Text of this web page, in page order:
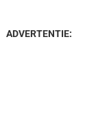
ADVERTENTIE: